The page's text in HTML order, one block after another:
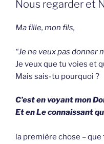
Nous regarder et
Ma fille, mon fils,
“Je ne veux pas donner
Je veux que tu voies et
Mais sais-tu pourquoi ?
C’est en voyant mon
Et en Le connaissant
la première chose –